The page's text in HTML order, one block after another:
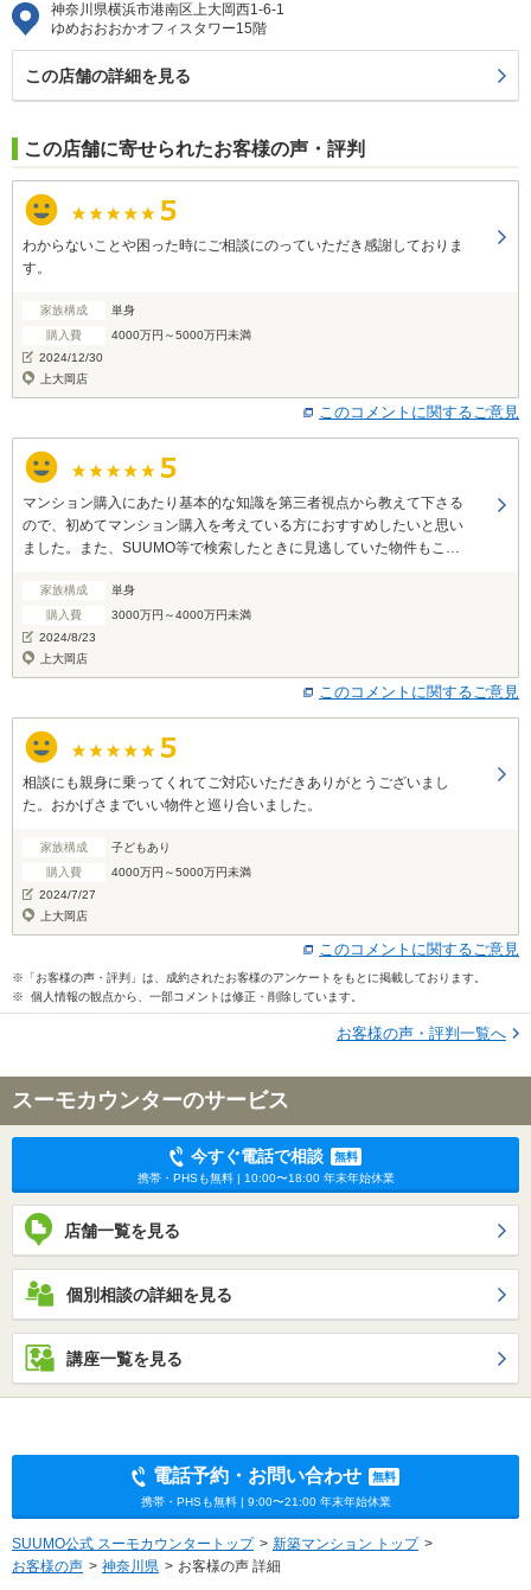
神奈川県横浜市港南区上大岡西1-6-1
ゆめおおおかオフィスタワー15階
この店舗の詳細を見る
この店舗に寄せられたお客様の声・評判
わからないことや困った時にご相談にのっていただき感謝しておりま
す。
家族構成
単身
購入費
4000万円～5000万円未満
2024/12/30
上大岡店
このコメントに関するご意見
マンション購入にあたり基本的な知識を第三者視点から教えて下さる
ので、初めてマンション購入を考えている方におすすめしたいと思い
ました。また、SUUMO等で検索したときに見逃していた物件もこの
入することとなったので、こちらに伺ってみて良かったです。
家族構成
単身
購入費
3000万円～4000万円未満
2024/8/23
上大岡店
このコメントに関するご意見
相談にも親身に乗ってくれてご対応いただきありがとうございまし
た。おかげさまでいい物件と巡り合いました。
家族構成
子どもあり
購入費
4000万円～5000万円未満
2024/7/27
上大岡店
このコメントに関するご意見
※「お客様の声・評判」は、成約されたお客様のアンケートをもとに掲載しております。
※ 個人情報の観点から、一部コメントは修正・削除しています。
お客様の声・評判一覧へ
スーモカウンターのサービス
今すぐ電話で相談
無料
携帯・PHSも無料 | 10:00〜18:00 年末年始休業
店舗一覧を見る
個別相談の詳細を見る
講座一覧を見る
電話予約・お問い合わせ
無料
携帯・PHSも無料 | 9:00〜21:00 年末年始休業
SUUMO公式 スーモカウンタートップ
新築マンション トップ
お客様の声
神奈川県 お客様の声 詳細